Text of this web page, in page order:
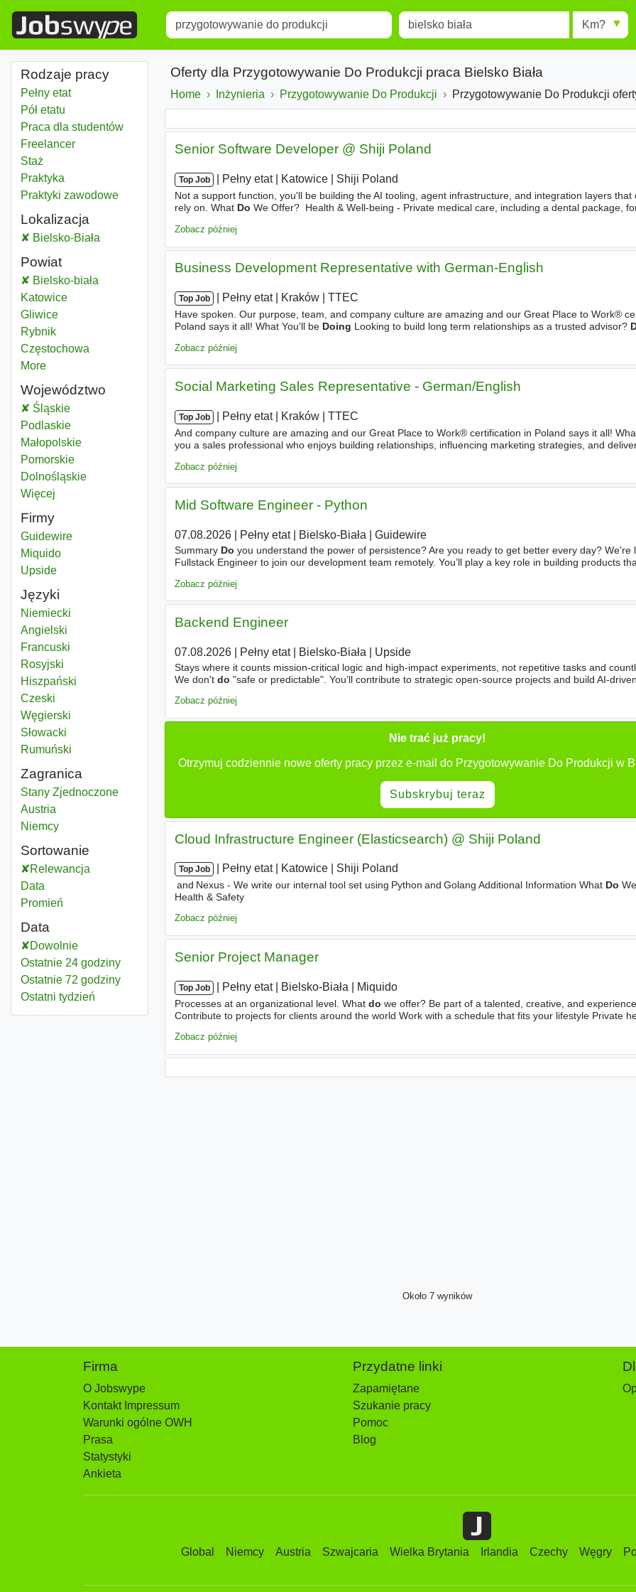
Title Miejscowość Radius
Rodzaje pracy
Pełny etat
Pół etatu
Praca dla studentów
Freelancer
Staż
Praktyka
Praktyki zawodowe
Lokalizacja
Przygotowywanie do produkcji
Bielsko-Biała
Powiat
Przygotowywanie do produkcji
Bielsko-biała
Przygotowywanie do produkcji
KatowicePowiat
Przygotowywanie do produkcji
GliwicePowiat
Przygotowywanie do produkcji
RybnikPowiat
Przygotowywanie do produkcji
Częstochowa
Moredistricts
Województwo
Przygotowywanie do produkcji
ŚląskieWojewództwo
Przygotowywanie do produkcji
PodlaskieWojewództwo
Przygotowywanie do produkcji
MałopolskieWojewództwo
Przygotowywanie do produkcji
PomorskieWojewództwo
Przygotowywanie do produkcji
DolnośląskieWojewództwo
Więcej
Firmy
Guidewire
Miquido
Upside
Języki
Niemiecki
Angielski
Francuski
Rosyjski
Hiszpański
Czeski
Węgierski
Słowacki
Rumuński
Zagranica
Przygotowywanie do produkcji
Stany Zjednoczone
Przygotowywanie do produkcji
Austria
Przygotowywanie do produkcji
Niemcy
Sortowanie
Relewancja
Data
Promień
Data
Dowolnie
Ostatnie 24 godziny
Ostatnie 72 godziny
Ostatni tydzień
Oferty dla Przygotowywanie Do Produkcji praca Bielsko Biała
Home Inżynieria Przygotowywanie Do Produkcji Przygotowywanie Do Produkcji oferty w
Senior Software Developer @ Shiji Poland
Top Job Pełny etat| Katowice Shiji Poland
Not a support function, you'll be building the AI tooling, agent infrastructure, and integration layers that
rely on. What Do We Offer? ​ Health & Well-being - Private medical care, including a dental package,
Zobacz później
Business Development Representative with German-English
Top Job Pełny etat| Kraków TTEC
Have spoken. Our purpose, team, and company culture are amazing and our Great Place to Work®
Poland says it all! What You'll be Doing Looking to build long term relationships as a trusted advisor?
Zobacz później
Social Marketing Sales Representative - German/English
Top Job Pełny etat| Kraków TTEC
And company culture are amazing and our Great Place to Work® certification in Poland says it all!
you a sales professional who enjoys building relationships, influencing marketing strategies, and
Zobacz później
Mid Software Engineer - Python
07.08.2026| Pełny etat| Bielsko-Biała Guidewire
Summary Do you understand the power of persistence? Are you ready to get better every day? We're
Fullstack Engineer to join our development team remotely. You’ll play a key role in building products
Zobacz później
Backend Engineer
07.08.2026| Pełny etat| Bielsko-Biała Upside
Stays where it counts mission-critical logic and high-impact experiments, not repetitive tasks and
We don't do "safe or predictable". You’ll contribute to strategic open-source projects and build AI-
Zobacz później
Nie trać już pracy!
Otrzymuj codziennie nowe oferty pracy przez e-mail do Przygotowywanie Do Produkcji w
Subskrybuj teraz
Cloud Infrastructure Engineer (Elasticsearch) @ Shiji Poland
Top Job Pełny etat| Katowice Shiji Poland
and Nexus - We write our internal tool set using Python and Golang Additional Information What Do
Health & Safety
Zobacz później
Senior Project Manager
Top Job Pełny etat| Bielsko-Biała Miquido
Processes at an organizational level. What do we offer? Be part of a talented, creative, and
Contribute to projects for clients around the world Work with a schedule that fits your lifestyle Private
Zobacz później
Około 7 wyników
Firma
O Jobswype
Kontakt Impressum
Warunki ogólne OWH
Prasa
Statystyki
Ankieta
Przydatne linki
Zapamiętane
Szukanie pracy
Pomoc
Blog
Global Niemcy Austria Szwajcaria Wielka Brytania Irlandia Czechy Węgry